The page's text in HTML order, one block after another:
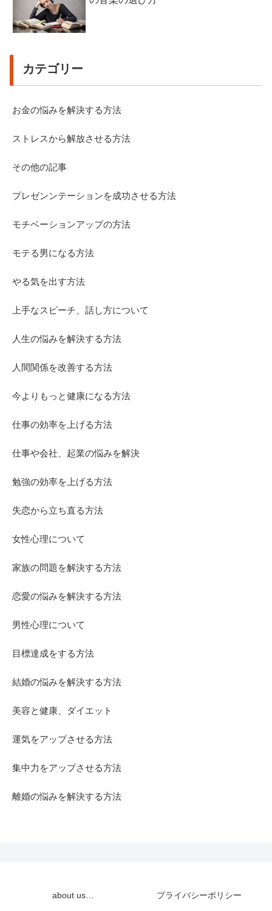
カテゴリー
お金の悩みを解決する方法
ストレスから解放させる方法
その他の記事
プレゼンンテーションを成功させる方法
モチベーションアップの方法
モテる男になる方法
やる気を出す方法
上手なスピーチ、話し方について
人生の悩みを解決する方法
人間関係を改善する方法
今よりもっと健康になる方法
仕事の効率を上げる方法
仕事や会社、起業の悩みを解決
勉強の効率を上げる方法
失恋から立ち直る方法
女性心理について
家族の問題を解決する方法
恋愛の悩みを解決する方法
男性心理について
目標達成をする方法
結婚の悩みを解決する方法
美容と健康、ダイエット
運気をアップさせる方法
集中力をアップさせる方法
離婚の悩みを解決する方法
about us… プライバシーポリシー